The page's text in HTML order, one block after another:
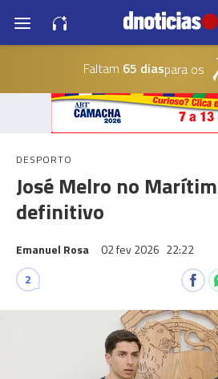
Faltam 65 diaspara os
DESPORTO
José Melro no
definitivo
Emanuel Rosa 02 fev 2026 22:22
2